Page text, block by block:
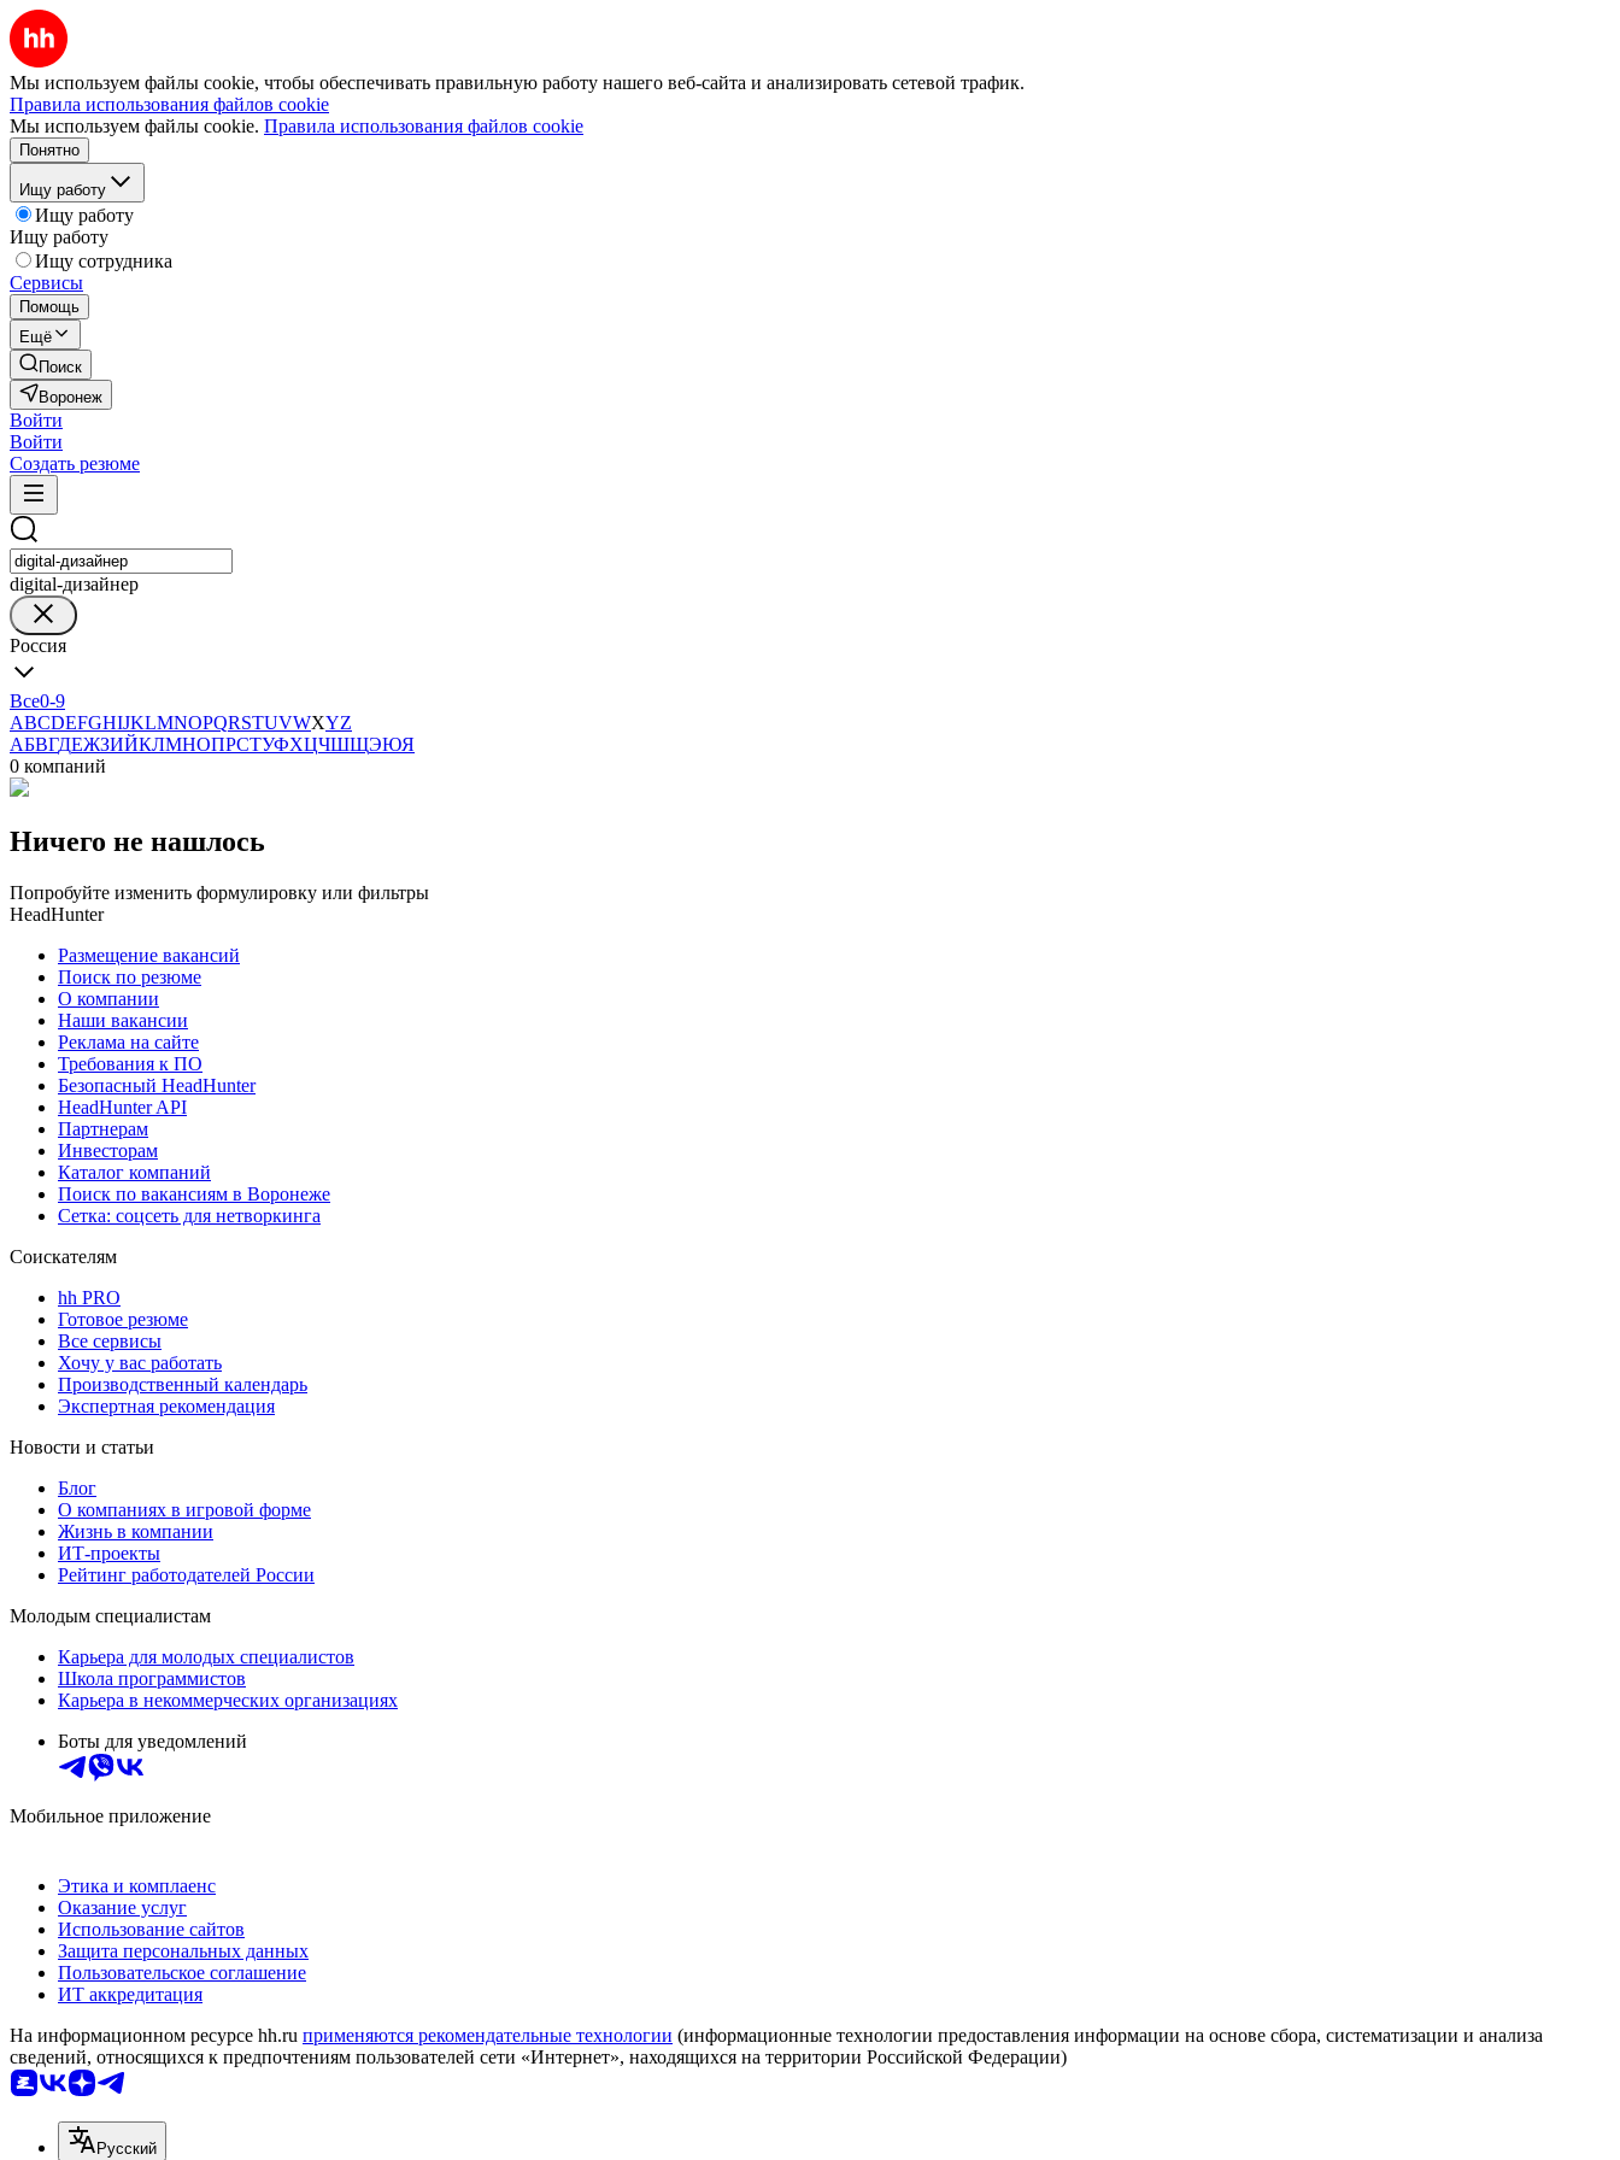
Мы используем файлы cookie, чтобы обеспечивать правильную работу нашего веб-сайта и анализировать сетевой трафик.
Правила использования файлов cookie
Мы используем файлы cookie. Правила использования файлов cookie
Понятно
Ищу работу
Ищу работу
Ищу работу
Ищу сотрудника
Сервисы
Помощь
Ещё
Поиск
Воронеж
Войти
Войти
Создать резюме
digital-дизайнер
Россия
Все0-9
ABCDEFGHIJKLMNOPQRSTUVWXYZ
АБВГДЕЖЗИЙКЛМНОПРСТУФХЦЧШЩЭЮЯ
0 компаний
Ничего не нашлось
Попробуйте изменить формулировку или фильтры
HeadHunter
Размещение вакансий
Поиск по резюме
О компании
Наши вакансии
Реклама на сайте
Требования к ПО
Безопасный HeadHunter
HeadHunter API
Партнерам
Инвесторам
Каталог компаний
Поиск по вакансиям в Воронеже
Сетка: соцсеть для нетворкинга
Соискателям
hh PRO
Готовое резюме
Все сервисы
Хочу у вас работать
Производственный календарь
Экспертная рекомендация
Новости и статьи
Блог
О компаниях в игровой форме
Жизнь в компании
ИТ-проекты
Рейтинг работодателей России
Молодым специалистам
Карьера для молодых специалистов
Школа программистов
Карьера в некоммерческих организациях
Боты для уведомлений
Мобильное приложение
Этика и комплаенс
Оказание услуг
Использование сайтов
Защита персональных данных
Пользовательское соглашение
ИТ аккредитация
На информационном ресурсе hh.ru применяются рекомендательные технологии (информационные технологии предоставления информации на основе сбора, систематизации и анализа
сведений, относящихся к предпочтениям пользователей сети «Интернет», находящихся на территории Российской Федерации)
Русский